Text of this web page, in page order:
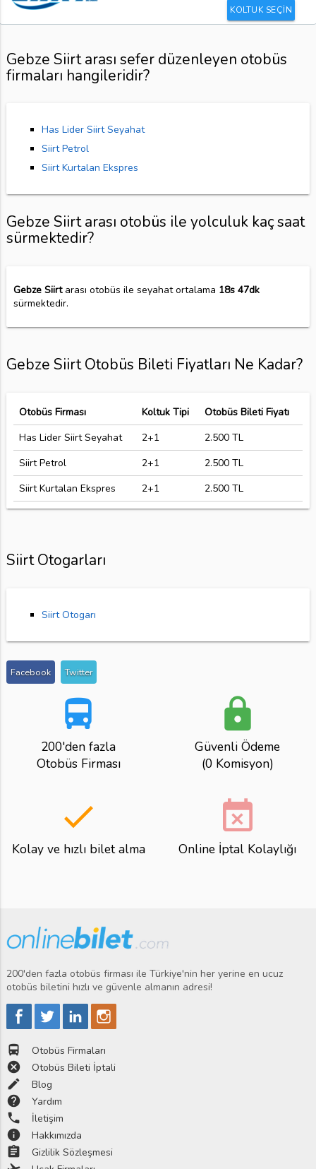
KOLTUK SEÇİN
Gebze Siirt arası sefer düzenleyen otobüs
firmaları hangileridir?
Has Lider Siirt Seyahat
Siirt Petrol
Siirt Kurtalan Ekspres
Gebze Siirt arası otobüs ile yolculuk kaç saat
sürmektedir?
Gebze Siirtarası otobüs ile seyahat ortalama 18s 47dk
sürmektedir.
Gebze Siirt Otobüs Bileti Fiyatları Ne Kadar?
Otobüs Firması Koltuk Tipi
Otobüs Bileti Fiyatı
Has Lider Siirt Seyahat
2+1
2.500 TL
Siirt Petrol
2+1
2.500 TL
Siirt Kurtalan Ekspres
2+1 2.500 TL
Siirt Otogarları
Siirt Otogarı
Facebook Twitter
directions_bus
200'den fazla
Otobüs Firması
lock
Güvenli Ödeme
(0 Komisyon)
done
Kolay ve hızlı bilet alma
event_busy
Online İptal Kolaylığı
200'den fazla otobüs firması ile Türkiye'nin her yerine en ucuz
otobüs biletini hızlı ve güvenle almanın adresi!
directions_bus Otobüs Firmaları
cancel Otobüs Bileti İptali
edit Blog
help Yardım
phone İletişim
info Hakkımızda
assignment Gizlilik Sözleşmesi